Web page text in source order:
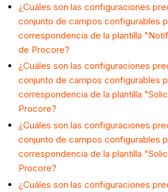
¿Cuáles son las configuraciones
conjunto de campos configurables
correspondencia de la plantilla
de Procore?
¿Cuáles son las configuraciones
conjunto de campos configurables
correspondencia de la plantilla
Procore?
¿Cuáles son las configuraciones
conjunto de campos configurables
correspondencia de la plantilla
Procore?
¿Cuáles son las configuraciones